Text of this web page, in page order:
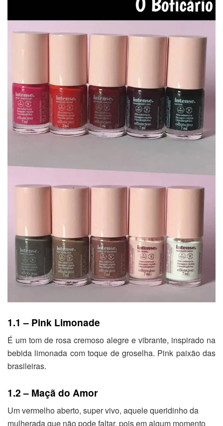
1.1 – Pink Limonade
É um tom de rosa cremoso alegre e vibrante, inspirado na
bebida limonada com toque de groselha. Pink paixão das
brasileiras.
1.2 – Maçã do Amor
Um vermelho aberto, super vivo, aquele queridinho da
mulherada que não pode faltar, pois em algum momento